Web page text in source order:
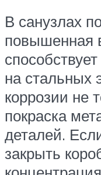
В санузлах
повышенная
на стальных
коррозии не
покраска
деталей.
закрыть